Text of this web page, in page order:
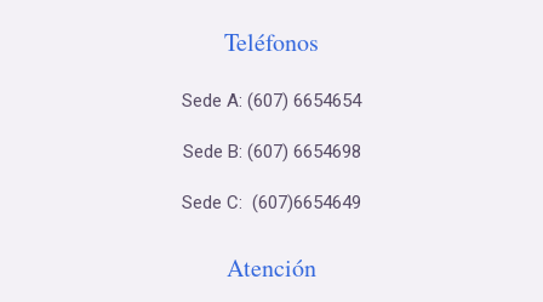
Teléfonos
Sede A: (607) 6654654
Sede B: (607) 6654698
Sede C: (607)6654649
Atención